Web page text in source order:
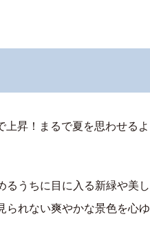
昇！まるで夏を思わせるよ
るうちに目に入る新緑や美し
られない爽やかな景色を心ゆ